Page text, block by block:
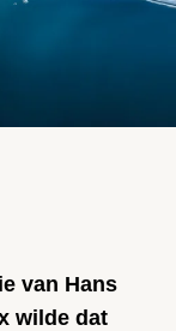
van Hans
wilde dat